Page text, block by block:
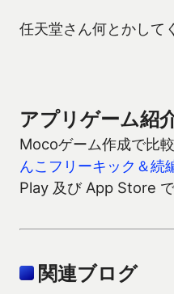
任天堂さん何とかして
アプリゲーム紹
Mocoゲーム作成で比
んこフリーキック＆続
Play 及び App Store
関連ブログ